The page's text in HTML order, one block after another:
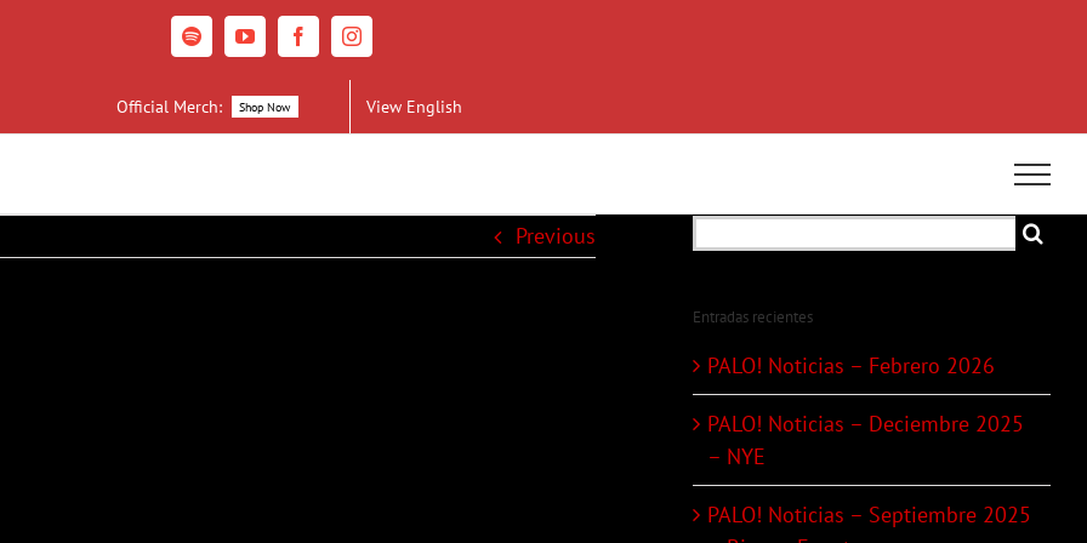
SpotifyYouTubeFacebookInstagram
Official Merch: Shop Now View English
Previous
Entradas recientes
PALO! Noticias – Febrero 2026
PALO! Noticias – Deciembre 2025
– NYE
PALO! Noticias – Septiembre 2025